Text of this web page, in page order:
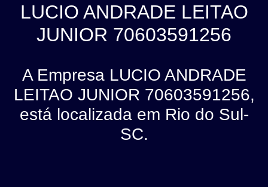
LUCIO ANDRADE LEITAO
JUNIOR 70603591256
A Empresa LUCIO ANDRADE
LEITAO JUNIOR 70603591256,
está localizada em Rio do Sul-
SC.